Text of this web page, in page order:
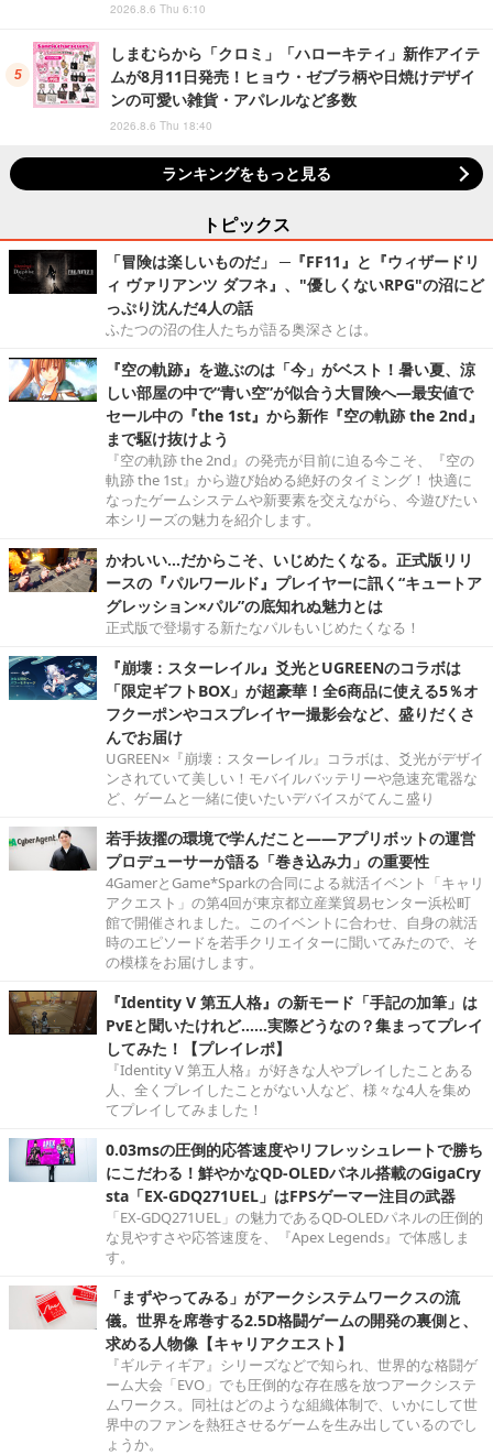
2026.8.6 Thu 6:10
しまむらから「クロミ」「ハローキティ」新作アイテ
ムが8月11日発売！ヒョウ・ゼブラ柄や日焼けデザイ
ンの可愛い雑貨・アパレルなど多数
2026.8.6 Thu 18:40
ランキングをもっと見る
トピックス
「冒険は楽しいものだ」 ─『FF11』と『ウィザードリ
ィ ヴァリアンツ ダフネ』、"優しくないRPG"の沼にど
っぷり沈んだ4人の話
ふたつの沼の住人たちが語る奥深さとは。
『空の軌跡』を遊ぶのは「今」がベスト！暑い夏、涼
しい部屋の中で“青い空”が似合う大冒険へ―最安値で
セール中の『the 1st』から新作『空の軌跡 the 2nd』
まで駆け抜けよう
『空の軌跡 the 2nd』の発売が目前に迫る今こそ、『空の
軌跡 the 1st』から遊び始める絶好のタイミング！ 快適に
なったゲームシステムや新要素を交えながら、今遊びたい
本シリーズの魅力を紹介します。
かわいい…だからこそ、いじめたくなる。正式版リリ
ースの『パルワールド』プレイヤーに訊く“キュートア
グレッション×パル”の底知れぬ魅力とは
正式版で登場する新たなパルもいじめたくなる！
『崩壊：スターレイル』爻光とUGREENのコラボは
「限定ギフトBOX」が超豪華！全6商品に使える5％オ
フクーポンやコスプレイヤー撮影会など、盛りだくさ
んでお届け
UGREEN×『崩壊：スターレイル』コラボは、爻光がデザイ
ンされていて美しい！モバイルバッテリーや急速充電器な
ど、ゲームと一緒に使いたいデバイスがてんこ盛り
若手抜擢の環境で学んだこと――アプリボットの運営
プロデューサーが語る「巻き込み力」の重要性
4GamerとGame*Sparkの合同による就活イベント「キャリ
アクエスト」の第4回が東京都立産業貿易センター浜松町
館で開催されました。このイベントに合わせ、自身の就活
時のエピソードを若手クリエイターに聞いてみたので、そ
の模様をお届けします。
『Identity V 第五人格』の新モード「手記の加筆」は
PvEと聞いたけれど……実際どうなの？集まってプレイ
してみた！【プレイレポ】
『Identity V 第五人格』が好きな人やプレイしたことある
人、全くプレイしたことがない人など、様々な4人を集め
てプレイしてみました！
0.03msの圧倒的応答速度やリフレッシュレートで勝ち
にこだわる！鮮やかなQD-OLEDパネル搭載のGigaCry
sta「EX-GDQ271UEL」はFPSゲーマー注目の武器
「EX-GDQ271UEL」の魅力であるQD-OLEDパネルの圧倒的
な見やすさや応答速度を、『Apex Legends』で体感しま
す。
「まずやってみる」がアークシステムワークスの流
儀。世界を席巻する2.5D格闘ゲームの開発の裏側と、
求める人物像【キャリアクエスト】
『ギルティギア』シリーズなどで知られ、世界的な格闘ゲ
ーム大会「EVO」でも圧倒的な存在感を放つアークシステ
ムワークス。同社はどのような組織体制で、いかにして世
界中のファンを熱狂させるゲームを生み出しているのでし
ょうか。